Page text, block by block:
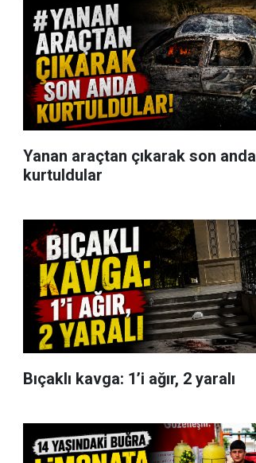
Yanan araçtan çıkarak son anda
kurtuldular
Bıçaklı kavga: 1’i ağır, 2 yaralı